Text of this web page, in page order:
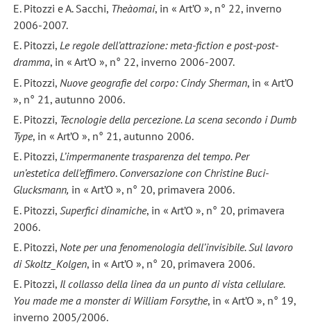
E. Pitozzi e A. Sacchi, Theàomai, in « Art’O », n° 22, inverno
2006-2007.
E. Pitozzi, Le regole dell’attrazione: meta-fiction e post-post-
dramma, in « Art’O », n° 22, inverno 2006-2007.
E. Pitozzi, Nuove geografie del corpo: Cindy Sherman, in « Art’O
», n° 21, autunno 2006.
E. Pitozzi, Tecnologie della percezione. La scena secondo i Dumb
Type, in « Art’O », n° 21, autunno 2006.
E. Pitozzi, L’impermanente trasparenza del tempo. Per
un’estetica dell’effimero. Conversazione con Christine Buci-
Glucksmann, in « Art’O », n° 20, primavera 2006.
E. Pitozzi, Superfici dinamiche, in « Art’O », n° 20, primavera
2006.
E. Pitozzi, Note per una fenomenologia dell’invisibile. Sul lavoro
di Skoltz_Kolgen, in « Art’O », n° 20, primavera 2006.
E. Pitozzi, Il collasso della linea da un punto di vista cellulare.
You made me a monster di William Forsythe, in « Art’O », n° 19,
inverno 2005/2006.